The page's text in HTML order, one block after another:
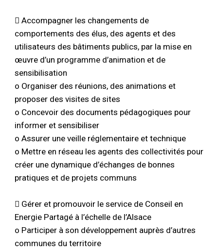
 Accompagner les changements de
comportements des élus, des agents et des
utilisateurs des bâtiments publics, par la mise en
œuvre d’un programme d’animation et de
sensibilisation
o Organiser des réunions, des animations et
proposer des visites de sites
o Concevoir des documents pédagogiques pour
informer et sensibiliser
o Assurer une veille réglementaire et technique
o Mettre en réseau les agents des collectivités pour
créer une dynamique d’échanges de bonnes
pratiques et de projets communs
 Gérer et promouvoir le service de Conseil en
Energie Partagé à l’échelle de l’Alsace
o Participer à son développement auprès d’autres
communes du territoire